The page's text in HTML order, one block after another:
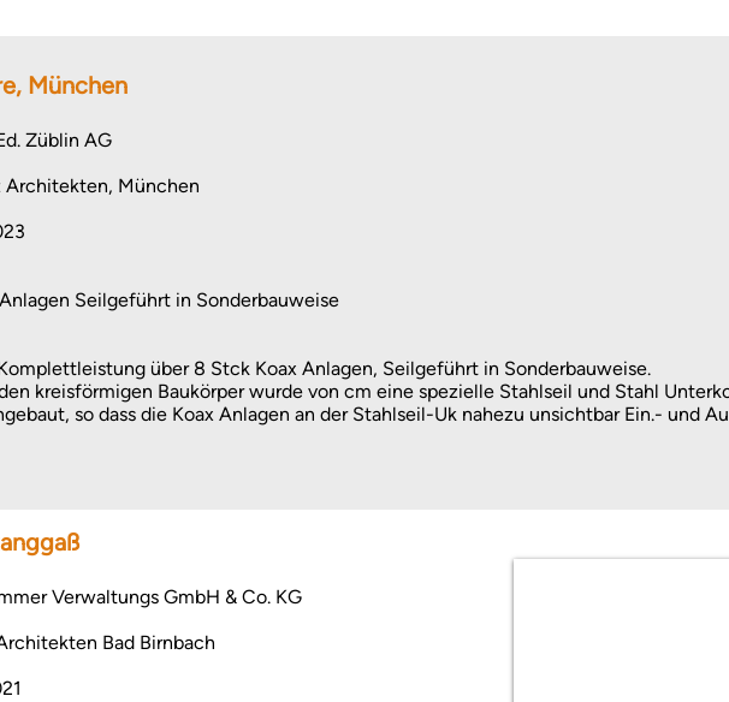
München
Züblin AG
Architekten, München
Seilgeführt in Sonderbauweise
über 8 Stck Koax Anlagen, Seilgeführt in Sonderbauweise.
kreisförmigen Baukörper wurde von cm eine spezielle Stahlseil und Stahl
so dass die Koax Anlagen an der Stahlseil-Uk nahezu unsichtbar Ein.- und
Verwaltungs GmbH & Co. KG
Bad Birnbach